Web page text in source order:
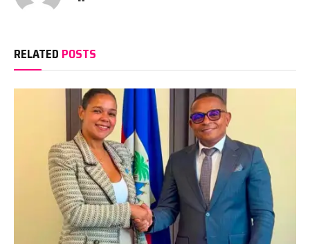
RELATED POSTS